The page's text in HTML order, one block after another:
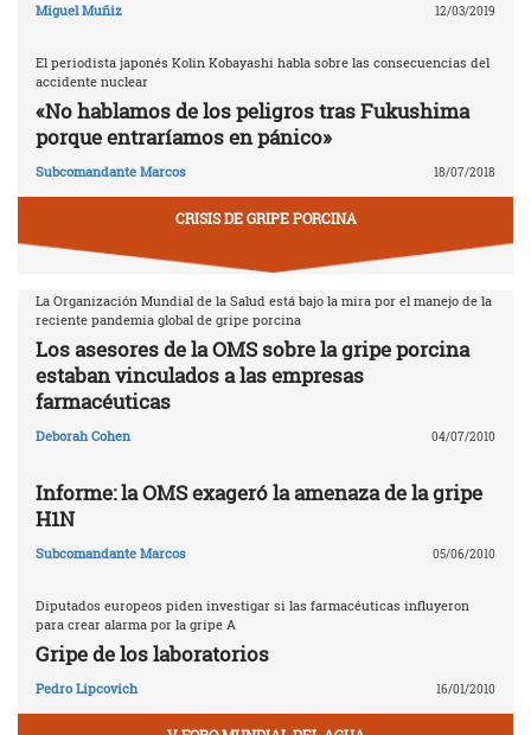
Miguel Muñiz 12/03/2019
El periodista japonés Kolin Kobayashi habla sobre las consecuencias del
accidente nuclear
«No hablamos de los peligros tras Fukushima
porque entraríamos en pánico»
Subcomandante Marcos 18/07/2018
CRISIS DE GRIPE PORCINA
La Organización Mundial de la Salud está bajo la mira por el manejo de la
reciente pandemia global de gripe porcina
Los asesores de la OMS sobre la gripe porcina
estaban vinculados a las empresas
farmacéuticas
Deborah Cohen 04/07/2010
Informe: la OMS exageró la amenaza de la gripe
H1N
Subcomandante Marcos 05/06/2010
Diputados europeos piden investigar si las farmacéuticas influyeron
para crear alarma por la gripe A
Gripe de los laboratorios
Pedro Lipcovich 16/01/2010